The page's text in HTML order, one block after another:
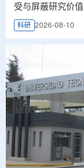
受与屏蔽研究价值
科研 2026-08-10